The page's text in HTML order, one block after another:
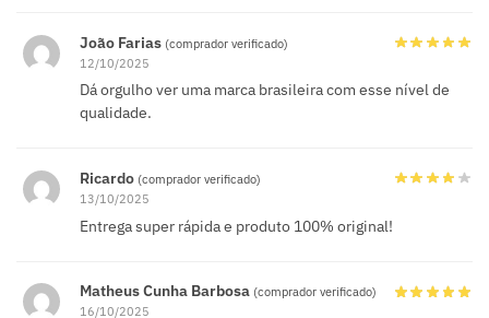
João Farias (comprador verificado)
12/10/2025
Dá orgulho ver uma marca brasileira com esse nível de
qualidade.
Ricardo (comprador verificado)
13/10/2025
Entrega super rápida e produto 100% original!
Matheus Cunha Barbosa (comprador verificado)
16/10/2025